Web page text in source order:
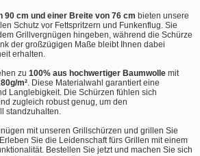
90 cm und einer Breite von 76 cm bieten unsere
Schutz vor Fettspritzern und Funkenflug. Sie
Grillvergnügen hingeben, während die Schürze
der großzügigen Maße bleibt Ihnen dabei
erhalten.
zu 100% aus hochwertiger Baumwolle mit
m² . Diese Materialwahl garantiert eine
Langlebigkeit. Die Schürzen fühlen sich
zugleich robust genug, um den
standzuhalten.
mit unseren Grillschürzen und grillen Sie
Sie die Leidenschaft fürs Grillen mit einem
Bestellen Sie jetzt und machen Sie sich